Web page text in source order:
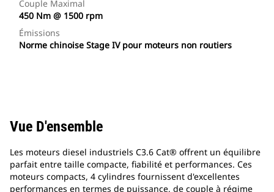
Couple Maximal
450 Nm @ 1500 rpm
Émissions
Norme chinoise Stage IV pour moteurs non routiers
Vue D'ensemble
Les moteurs diesel industriels C3.6 Cat® offrent un équilibre
parfait entre taille compacte, fiabilité et performances. Ces
moteurs compacts, 4 cylindres fournissent d'excellentes
performances en termes de puissance, de couple à régime